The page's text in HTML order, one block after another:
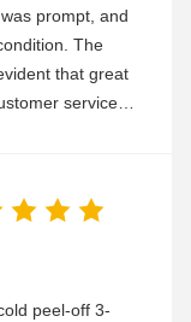
prompt, and
The
that great
service
peel-off 3-